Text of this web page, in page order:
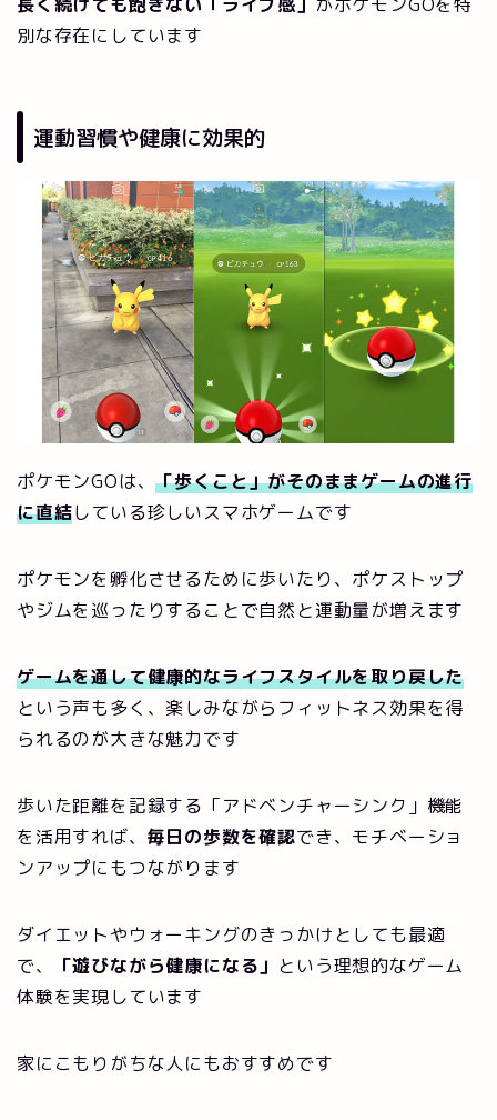
別な存在にしています
運動習慣や健康に効果的
ポケモンGOは、「歩くこと」がそのままゲームの進行
に直結している珍しいスマホゲームです
ポケモンを孵化させるために歩いたり、ポケストップ
やジムを巡ったりすることで自然と運動量が増えます
ゲームを通して健康的なライフスタイルを取り戻した
という声も多く、楽しみながらフィットネス効果を得
られるのが大きな魅力です
歩いた距離を記録する「アドベンチャーシンク」機能
を活用すれば、 毎日の歩数を確認でき、モチベーショ
ンアップにもつながります
ダイエットやウォーキングのきっかけとしても最適
で、
「遊びながら健康になる」 という理想的なゲーム
体験を実現しています
家にこもりがちな人にもおすすめです